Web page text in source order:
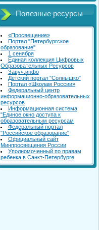
Полезные ресурсы
«Просвещение»
Портал "Петербургское
образование"
1 сенября
Единая коллекция Цифровых
Образовательных Ресурсов
Завуч.инфо
Детский портал "Солнышко"
Портал «Школам России»
Федеральный центр
информационно-образовательных
ресурсов
Информационная система
"Единое окно доступа к
образовательным ресурсам
Федеральный портал
"Российское образование"
Официальный сайт
Минпросвещения России
Уполномоченный по правам
ребенка в Санкт-Петербурге